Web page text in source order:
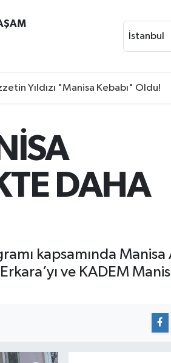
İstanbul
Yıldızı "Manisa Kebabı" Oldu!
DAHA
kapsamında Manisa
ve KADEM